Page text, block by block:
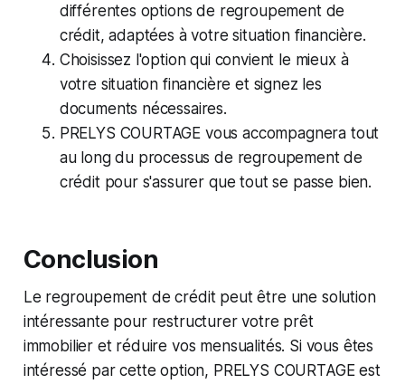
différentes options de regroupement de
crédit, adaptées à votre situation financière.
Choisissez l'option qui convient le mieux à
votre situation financière et signez les
documents nécessaires.
PRELYS COURTAGE vous accompagnera tout
au long du processus de regroupement de
crédit pour s'assurer que tout se passe bien.
Conclusion
Le regroupement de crédit peut être une solution
intéressante pour restructurer votre prêt
immobilier et réduire vos mensualités. Si vous êtes
intéressé par cette option, PRELYS COURTAGE est